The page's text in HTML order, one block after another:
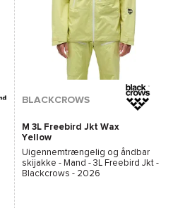
BLACKCROWS
M 3L Freebird Jkt Wax
Yellow
Uigennemtrængelig og åndbar
skijakke - Mand - 3L Freebird Jkt -
Blackcrows - 2026